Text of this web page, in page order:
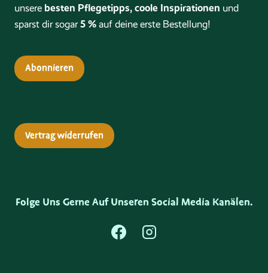
unsere besten Pflegetipps, coole Inspirationen und
sparst dir sogar5 % auf deine erste Bestellung!
Abonnieren
Vertrag widerrufen
Folge Uns Gerne Auf Unseren Social Media Kanälen.